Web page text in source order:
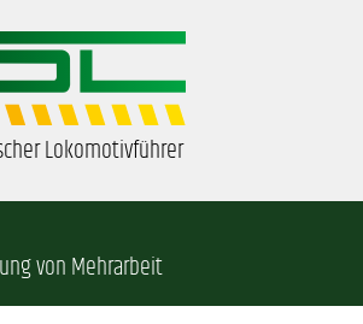
Lokomotivführer
von Mehrarbeit